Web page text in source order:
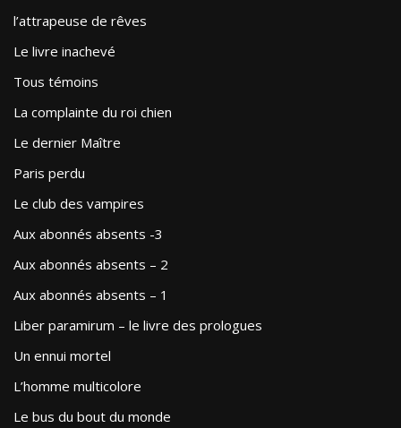
l’attrapeuse de rêves
Le livre inachevé
Tous témoins
La complainte du roi chien
Le dernier Maître
Paris perdu
Le club des vampires
Aux abonnés absents -3
Aux abonnés absents – 2
Aux abonnés absents – 1
Liber paramirum – le livre des prologues
Un ennui mortel
L’homme multicolore
Le bus du bout du monde